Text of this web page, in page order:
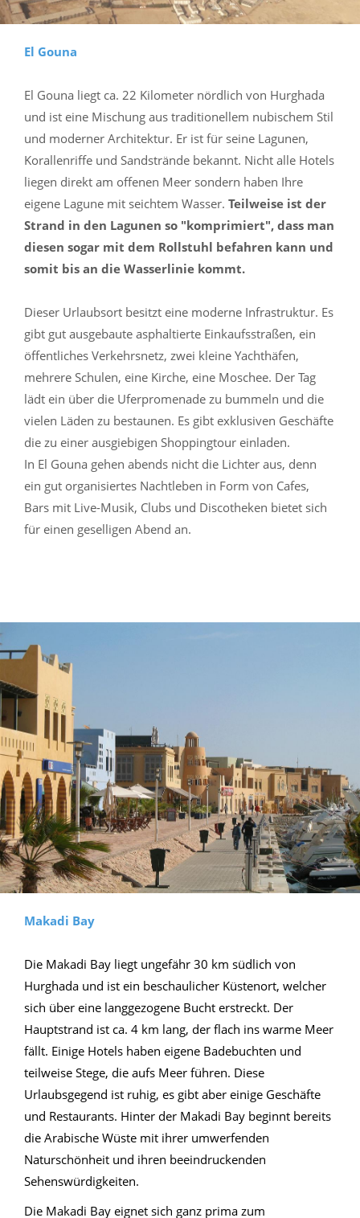
El Gouna
El Gouna liegt ca. 22 Kilometer nördlich von Hurghada
und ist eine Mischung aus traditionellem nubischem Stil
und moderner Architektur. Er ist für seine Lagunen,
Korallenriffe und Sandstrände bekannt. Nicht alle Hotels
liegen direkt am offenen Meer sondern haben Ihre
eigene Lagune mit seichtem Wasser. Teilweise ist der
Strand in den Lagunen so "komprimiert", dass man
diesen sogar mit dem Rollstuhl befahren kann und
somit bis an die Wasserlinie kommt.
Dieser Urlaubsort besitzt eine moderne Infrastruktur. Es
gibt gut ausgebaute asphaltierte Einkaufsstraßen, ein
öffentliches Verkehrsnetz, zwei kleine Yachthäfen,
mehrere Schulen, eine Kirche, eine Moschee. Der Tag
lädt ein über die Uferpromenade zu bummeln und die
vielen Läden zu bestaunen. Es gibt exklusiven Geschäfte
die zu einer ausgiebigen Shoppingtour einladen.
In El Gouna gehen abends nicht die Lichter aus, denn
ein gut organisiertes Nachtleben in Form von Cafes,
Bars mit Live-Musik, Clubs und Discotheken bietet sich
für einen geselligen Abend an.
Makadi Bay
Die Makadi Bay liegt ungefähr 30 km südlich von
Hurghada und ist ein beschaulicher Küstenort, welcher
sich über eine langgezogene Bucht erstreckt. Der
Hauptstrand ist ca. 4 km lang, der flach ins warme Meer
fällt. Einige Hotels haben eigene Badebuchten und
teilweise Stege, die aufs Meer führen. Diese
Urlaubsgegend ist ruhig, es gibt aber einige Geschäfte
und Restaurants. Hinter der Makadi Bay beginnt bereits
die Arabische Wüste mit ihrer umwerfenden
Naturschönheit und ihren beeindruckenden
Sehenswürdigkeiten.
Die Makadi Bay eignet sich ganz prima zum